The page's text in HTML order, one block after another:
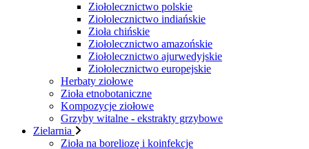
Ziołolecznictwo polskie
Ziołolecznictwo indiańskie
Zioła chińskie
Ziołolecznictwo amazońskie
Ziołolecznictwo ajurwedyjskie
Ziołolecznictwo europejskie
Herbaty ziołowe
Zioła etnobotaniczne
Kompozycje ziołowe
Grzyby witalne - ekstrakty grzybowe
Zielarnia
Zioła na boreliozę i koinfekcje